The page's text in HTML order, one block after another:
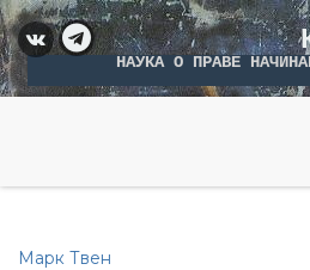
НАУКА О ПРАВЕ
Марк Твен